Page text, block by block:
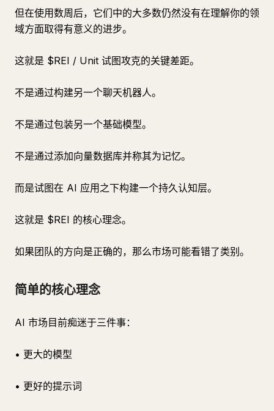
但在使用数周后，它们中的大多数仍然没有在理解你的领
域方面取得有意义的进步。
这就是 $REI / Unit 试图攻克的关键差距。
不是通过构建另一个聊天机器人。
不是通过包装另一个基础模型。
不是通过添加向量数据库并称其为记忆。
而是试图在 AI 应用之下构建一个持久认知层。
这就是 $REI 的核心理念。
如果团队的方向是正确的，那么市场可能看错了类别。
简单的核心理念
AI 市场目前痴迷于三件事：
• 更大的模型
• 更好的提示词